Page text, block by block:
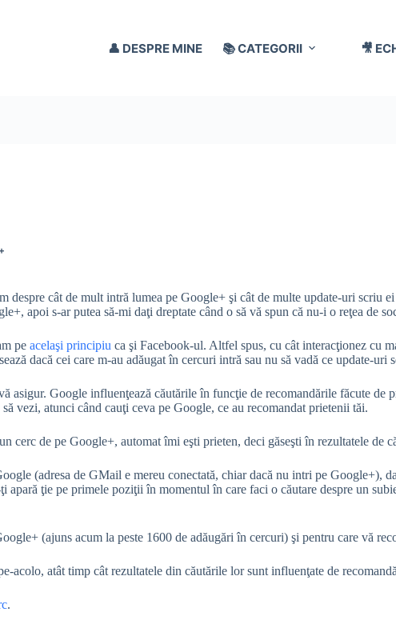
👤 DESPRE MINE 📚 CATEGORII 🎥
despre cât de mult intră lumea pe Google+ şi cât de multe update-uri scriu
apoi s-ar putea să-mi daţi dreptate când o să vă spun că nu-i o reţea de
pe acelaşi principiu ca şi Facebook-ul. Altfel spus, cu cât interacţionez cu
dacă cei care m-au adăugat în cercuri intră sau nu să vadă ce update-uri
asigur. Google influenţează căutările în funcţie de recomandările făcute de
vezi, atunci când cauţi ceva pe Google, ce au recomandat prietenii tăi.
cerc de pe Google+, automat îmi eşti prieten, deci găseşti în rezultatele de
(adresa de GMail e mereu conectată, chiar dacă nu intri pe Google+),
ţie pe primele poziţii în momentul în care faci o căutare despre un
(ajuns acum la peste 1600 de adăugări în cercuri) şi pentru care vă
acolo, atât timp cât rezultatele din căutările lor sunt influenţate de
.